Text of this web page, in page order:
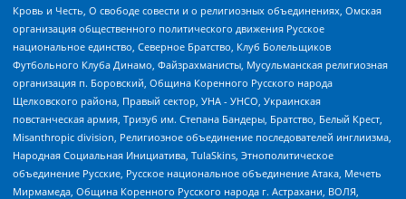
Кровь и Честь, О свободе совести и о религиозных объединениях, Омская
организация общественного политического движения Русское
национальное единство, Северное Братство, Клуб Болельщиков
Футбольного Клуба Динамо, Файзрахманисты, Мусульманская религиозная
организация п. Боровский, Община Коренного Русского народа
Щелковского района, Правый сектор, УНА - УНСО, Украинская
повстанческая армия, Тризуб им. Степана Бандеры, Братство, Белый Крест,
Misanthropic division, Религиозное объединение последователей инглиизма,
Народная Социальная Инициатива, TulaSkins, Этнополитическое
объединение Русские, Русское национальное объединение Атака, Мечеть
Мирмамеда, Община Коренного Русского народа г. Астрахани, ВОЛЯ,